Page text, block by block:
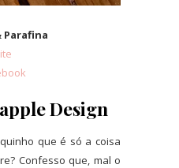
Parafina
Design
que é só a coisa
Confesso que, mal o